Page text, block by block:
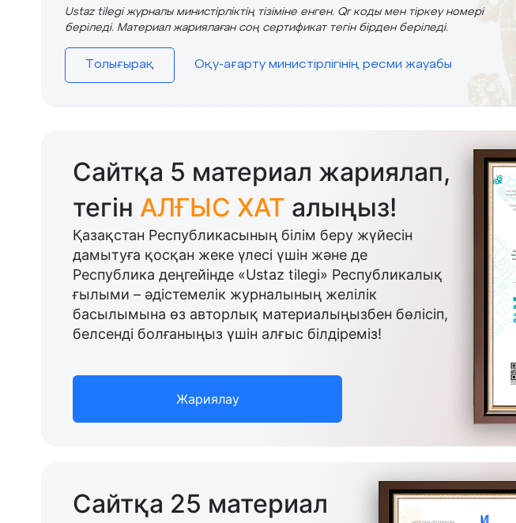
Ustaz tilegi журналы министірліктің тізіміне енген. Qr коды мен тіркеу номері
беріледі. Материал жариялаған соң сертификат тегін бірден беріледі.
Толығырақ Оқу-ағарту министірлігінің ресми жауабы
Сайтқа 5 материал жариялап,
тегін АЛҒЫС ХАТ алыңыз!
Қазақстан Республикасының білім беру жүйесін
дамытуға қосқан жеке үлесі үшін және де
Республика деңгейінде «Ustaz tilegi» Республикалық
ғылыми – әдістемелік журналының желілік
басылымына өз авторлық материалыңызбен бөлісіп,
белсенді болғаныңыз үшін алғыс білдіреміз!
Жариялау
Сайтқа 25 материал